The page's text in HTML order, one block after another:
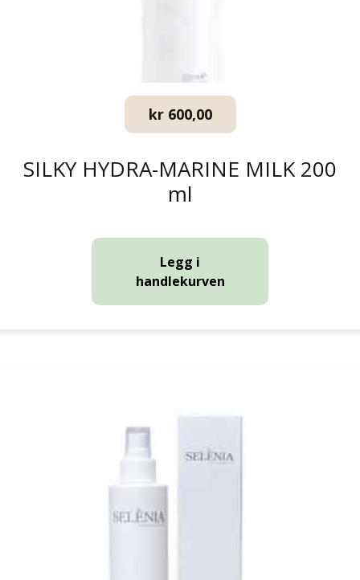
kr600,00
SILKY HYDRA-MARINE MILK 200
ml
Legg i
handlekurven